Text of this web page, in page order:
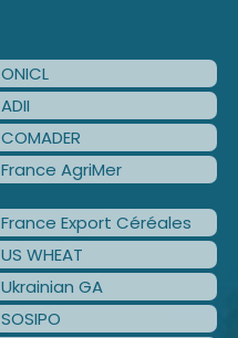
ONICL
ADII
COMADER
France AgriMer
France Export Céréales
US WHEAT
Ukrainian GA
SOSIPO